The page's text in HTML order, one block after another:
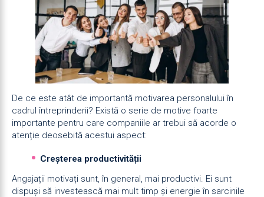
De ce este atât de importantă motivarea personalului în
cadrul întreprinderii? Există o serie de motive foarte
importante pentru care companiile ar trebui să acorde o
atenție deosebită acestui aspect:
Creșterea productivității
Angajații motivați sunt, în general, mai productivi. Ei sunt
dispuși să investească mai mult timp și energie în sarcinile